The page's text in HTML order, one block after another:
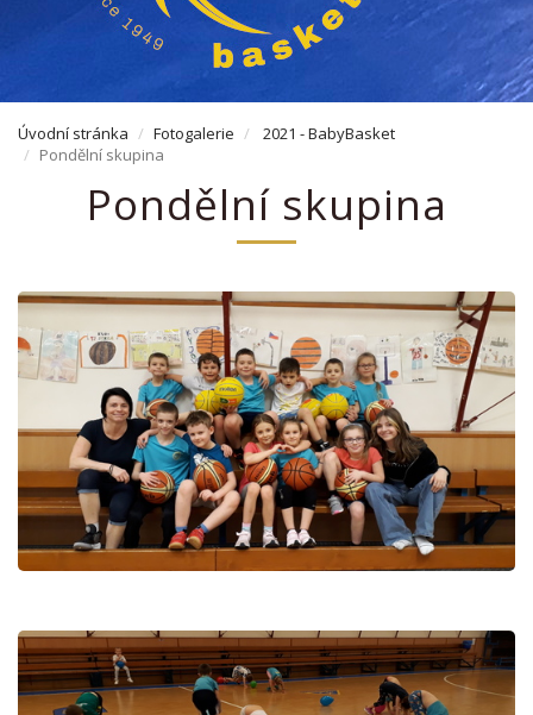
Úvodní stránka Fotogalerie
2021 - BabyBasket
Pondělní skupina
Pondělní skupina